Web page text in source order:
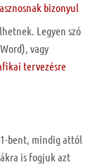
bizonyul
Legyen szó
vagy
tervezésre
bent, mindig attól
is fogjuk azt